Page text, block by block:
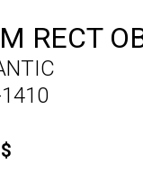
RECT